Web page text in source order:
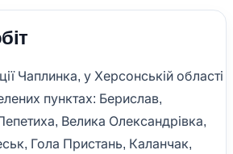
Чаплинка, у Херсонській області
пунктах: Берислав,
Велика Олександрівка,
Гола Пристань, Каланчак,